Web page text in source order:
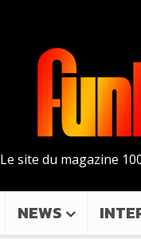
Le site du magazine
NEWS